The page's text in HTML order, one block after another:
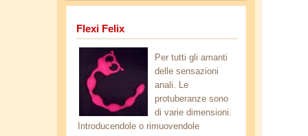
Flexi Felix
mb_45.jpg
Per tutti gli amanti
delle sensazioni
anali. Le
protuberanze sono
di varie dimensioni.
Introducendole o rimuovendole